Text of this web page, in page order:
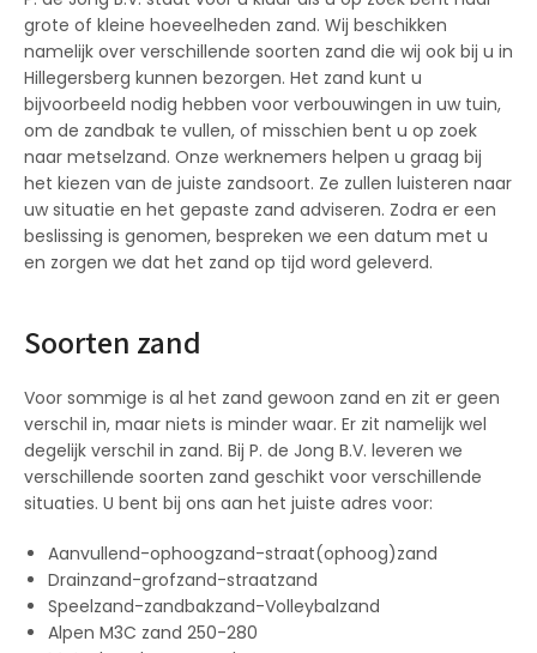
grote of kleine hoeveelheden zand. Wij beschikken
namelijk over verschillende soorten zand die wij ook bij u in
Hillegersberg kunnen bezorgen. Het zand kunt u
bijvoorbeeld nodig hebben voor verbouwingen in uw tuin,
om de zandbak te vullen, of misschien bent u op zoek
naar metselzand. Onze werknemers helpen u graag bij
het kiezen van de juiste zandsoort. Ze zullen luisteren naar
uw situatie en het gepaste zand adviseren. Zodra er een
beslissing is genomen, bespreken we een datum met u
en zorgen we dat het zand op tijd word geleverd.
Soorten zand
Voor sommige is al het zand gewoon zand en zit er geen
verschil in, maar niets is minder waar. Er zit namelijk wel
degelijk verschil in zand. Bij P. de Jong B.V. leveren we
verschillende soorten zand geschikt voor verschillende
situaties. U bent bij ons aan het juiste adres voor:
Aanvullend-ophoogzand-straat(ophoog)zand
Drainzand-grofzand-straatzand
Speelzand-zandbakzand-Volleybalzand
Alpen M3C zand 250-280